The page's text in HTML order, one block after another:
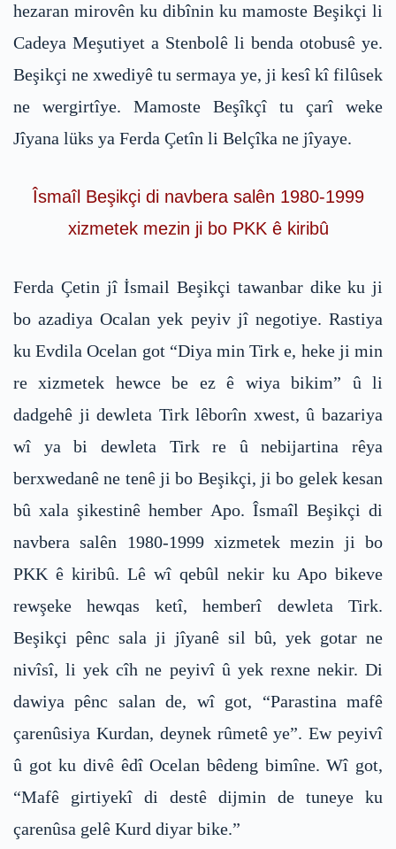
hezaran mirovên ku dibînin ku mamoste Beşikçi li
Cadeya Meşutiyet a Stenbolê li benda otobusê ye.
Beşikçi ne xwediyê tu sermaya ye, ji kesî kî filûsek
ne wergirtîye. Mamoste Beşîkçî tu çarî weke
Jîyana lüks ya Ferda Çetîn li Belçîka ne jîyaye.
Îsmaîl Beşikçi di navbera salên 1980-1999
xizmetek mezin ji bo PKK ê kiribû
Ferda Çetin jî İsmail Beşikçi tawanbar dike ku ji
bo azadiya Ocalan yek peyiv jî negotiye. Rastiya
ku Evdila Ocelan got “Diya min Tirk e, heke ji min
re xizmetek hewce be ez ê wiya bikim” û li
dadgehê ji dewleta Tirk lêborîn xwest, û bazariya
wî ya bi dewleta Tirk re û nebijartina rêya
berxwedanê ne tenê ji bo Beşikçi, ji bo gelek kesan
bû xala şikestinê hember Apo. Îsmaîl Beşikçi di
navbera salên 1980-1999 xizmetek mezin ji bo
PKK ê kiribû. Lê wî qebûl nekir ku Apo bikeve
rewşeke hewqas ketî, hemberî dewleta Tirk.
Beşikçi pênc sala ji jîyanê sil bû, yek gotar ne
nivîsî, li yek cîh ne peyivî û yek rexne nekir. Di
dawiya pênc salan de, wî got, “Parastina mafê
çarenûsiya Kurdan, deynek rûmetê ye”. Ew peyivî
û got ku divê êdî Ocelan bêdeng bimîne. Wî got,
“Mafê girtiyekî di destê dijmin de tuneye ku
çarenûsa gelê Kurd diyar bike.”